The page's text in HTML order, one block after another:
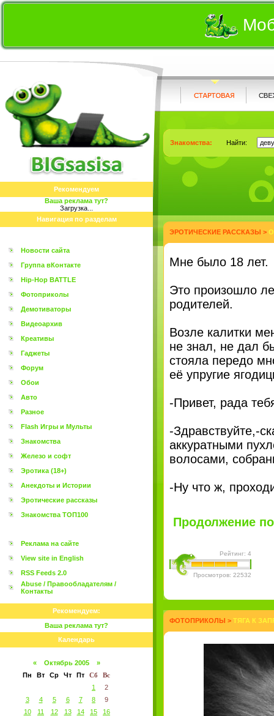
Рекомендуем
Ваша реклама тут?
Загрузка...
Навигация по разделам
Новости сайта
Группа вКонтакте
Hip-Hop BATTLE
Фотоприколы
Демотиваторы
Видеоархив
Креативы
Гаджеты
Форум
Обои
Авто
Разное
Flash Игры и Мульты
Знакомства
Железо и софт
Эротика (18+)
Анекдоты и Истории
Эротические рассказы
Знакомства ТОП100
Реклама на сайте
View site in English
RSS Feeds 2.0
Abuse / Правообладателям /
Контакты
Рекомендуем:
Ваша реклама тут?
Календарь
« Октябрь 2005
»
Пн
Вт Ср Чт Пт Сб
Вс
1
2
3
4 5 6 7 8
9
10
11 12 13 14 15
16
Знакомства: Найти:
ЭРОТИЧЕСКИЕ РАССКАЗЫ >
Мне было 18 лет.
Это произошло
родителей.
Возле калитки
не знал, не дал
стояла передо
её упругие
-Привет, рада
-Здравствуйте,-
аккуратными
волосами,
-Ну что ж,
Продолжение
Рейтинг: 4
Просмотров: 22532
ФОТОПРИКОЛЫ > ТЯГА К